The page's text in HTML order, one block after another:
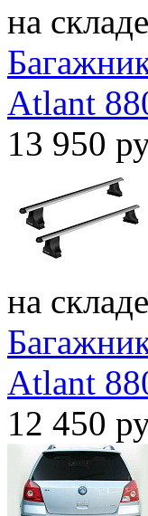
на
Atlant
13 950
на
Atlant
12 450